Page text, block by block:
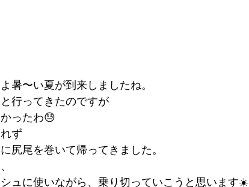
暑〜い夏が到来しましたね。
行ってきたのですが
ったわ😓
ず
尻尾を巻いて帰ってきました。
ュに使いながら、乗り切っていこうと思います☀️